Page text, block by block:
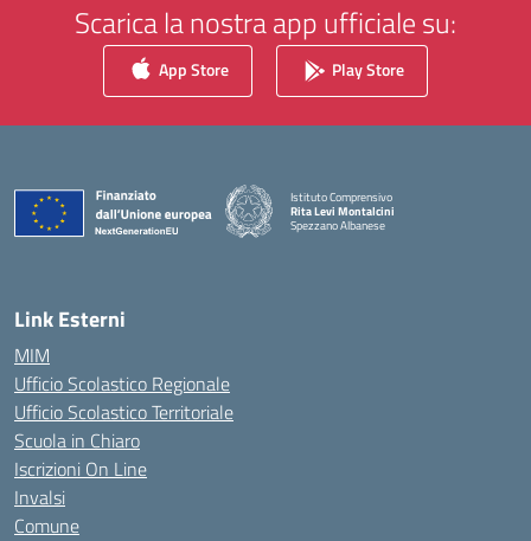
Scarica la nostra app ufficiale su:
App Store Play Store
Istituto Comprensivo
Rita Levi Montalcini
Spezzano Albanese
— Visita la pagina iniziale della scuola
Link Esterni
MIM
Ufficio Scolastico Regionale
Ufficio Scolastico Territoriale
Scuola in Chiaro
Iscrizioni On Line
Invalsi
Comune